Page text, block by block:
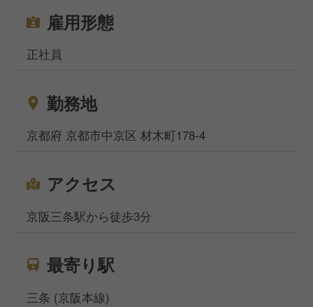
雇用形態
正社員
勤務地
京都府 京都市中京区 材木町178-4
アクセス
京阪三条駅から徒歩3分
最寄り駅
三条 (京阪本線)